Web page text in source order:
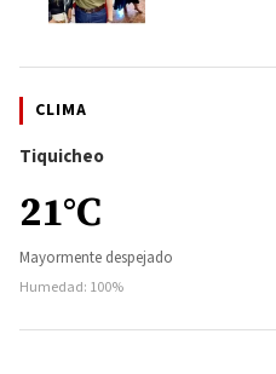
CLIMA
Tiquicheo
21°C
Mayormente despejado
Humedad: 100%